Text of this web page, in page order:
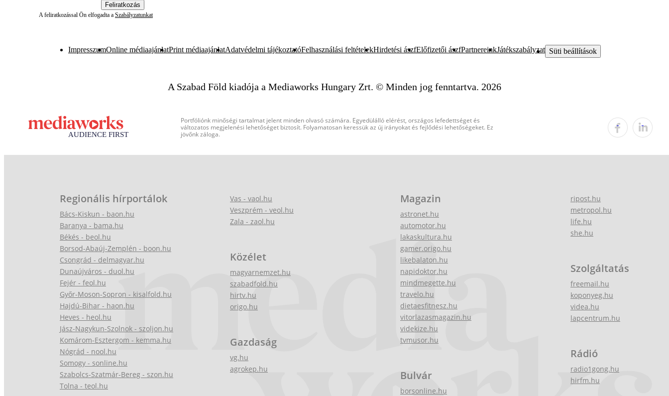
Feliratkozás
A feliratkozással Ön elfogadta a Szabályzatunkat
ImpresszumOnline médiaajánlatPrint médiaajánlatAdatvédelmi tájékoztatóFelhasználási feltételekHirdetési ászfElőfizetői ászfPartnereinkJátékszabályzat Süti beállítások
A Szabad Föld kiadója a Mediaworks Hungary Zrt. © Minden jog fenntartva. 2026
Portfóliónk minőségi tartalmat jelent minden olvasó számára. Egyedülálló elérést, országos lefedettséget és
változatos megjelenési lehetőséget biztosít. Folyamatosan keressük az új irányokat és fejlődési lehetőségeket. Ez
jövőnk záloga.
Regionális hírportálok
Bács-Kiskun - baon.hu
Baranya - bama.hu
Békés - beol.hu
Borsod-Abaúj-Zemplén - boon.hu
Csongrád - delmagyar.hu
Dunaújváros - duol.hu
Fejér - feol.hu
Győr-Moson-Sopron - kisalfold.hu
Hajdú-Bihar - haon.hu
Heves - heol.hu
Jász-Nagykun-Szolnok - szoljon.hu
Komárom-Esztergom - kemma.hu
Nógrád - nool.hu
Somogy - sonline.hu
Szabolcs-Szatmár-Bereg - szon.hu
Tolna - teol.hu
Vas - vaol.hu
Veszprém - veol.hu
Zala - zaol.hu
Közélet
magyarnemzet.hu
szabadfold.hu
hirtv.hu
origo.hu
Gazdaság
vg.hu
agrokep.hu
Magazin
astronet.hu
automotor.hu
lakaskultura.hu
gamer.origo.hu
likebalaton.hu
napidoktor.hu
mindmegette.hu
travelo.hu
dietaesfitnesz.hu
vitorlazasmagazin.hu
videkize.hu
tvmusor.hu
Bulvár
borsonline.hu
ripost.hu
metropol.hu
life.hu
she.hu
Szolgáltatás
freemail.hu
koponyeg.hu
videa.hu
lapcentrum.hu
Rádió
radio1gong.hu
hirfm.hu